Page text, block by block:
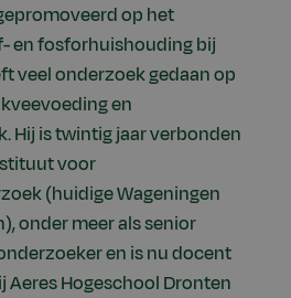
op het
en fosforhuishouding bij
veel onderzoek gedaan op
en
Hij is twintig jaar verbonden
voor
(huidige Wageningen
onder meer als senior
en is nu docent
Aeres Hogeschool Dronten